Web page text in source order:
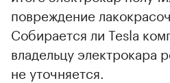
повреждение
Собирается ли Tesla
владельцу электрокара
не уточняется.